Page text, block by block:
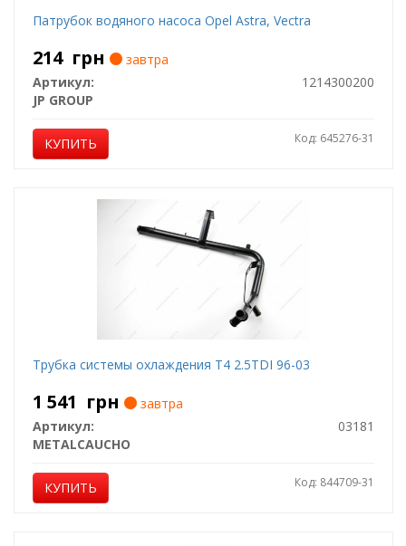
Патрубок водяного насоса Opel Astra, Vectra
214 грн
завтра
Артикул:
1214300200
JP GROUP
КУПИТЬ Код: 645276-31
Трубка системы охлаждения T4 2.5TDI 96-03
1 541 грн
завтра
Артикул:
03181
METALCAUCHO
КУПИТЬ Код: 844709-31